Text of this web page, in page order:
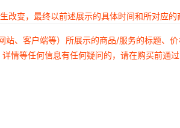
改变，最终以前述展示的具体时间和所对应的
、客户端等）所展示的商品/服务的标题、
等任何信息有任何疑问的，请在购买前通